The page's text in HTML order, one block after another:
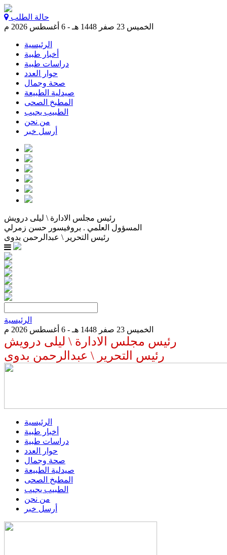
حالة الطلب
الخميس 23 صفر 1448 هـ - 6 أغسطس 2026 م
الرئيسية
أخبار طبية
دراسات طبية
حوار العدد
صحة وجمال
صيدلية الطبيعة
المطبخ الصحى
الطبيب يجيب
من نحن
أرسل خبر
رئيس مجلس الادارة \ ليلى درويش
المسؤول العلمي . بروفيسور حسن زمرلي
رئيس التحرير \ عبدالرحمن بدوى
الرئيسية
الخميس 23 صفر 1448 هـ - 6 أغسطس 2026 م
رئيس مجلس الادارة \ ليلى درويش
رئيس التحرير \ عبدالرحمن بدوى
الرئيسية
أخبار طبية
دراسات طبية
حوار العدد
صحة وجمال
صيدلية الطبيعة
المطبخ الصحى
الطبيب يجيب
من نحن
أرسل خبر